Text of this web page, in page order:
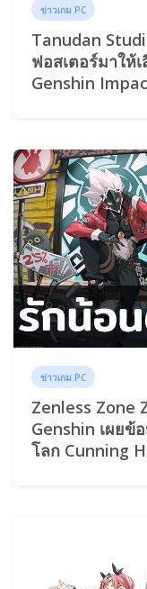
ข่าวเกม PC
Tanudan
ฟอสเตอร์มาให้
Genshin
ข่าวเกม PC
Zenless Zone
Genshin เผยข้
โลก Cunning